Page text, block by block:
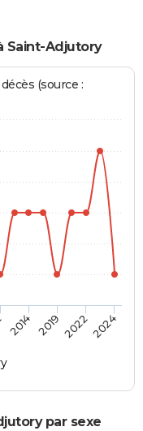
Saint-Adjutory
(source :
2014 2019 20222024
par sexe